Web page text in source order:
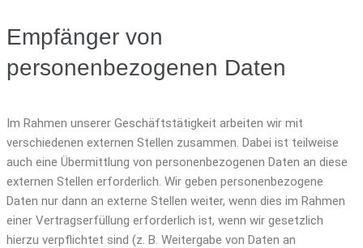
Empfänger von
personenbezogenen Daten
Im Rahmen unserer Geschäftstätigkeit arbeiten wir mit
verschiedenen externen Stellen zusammen. Dabei ist teilweise
auch eine Übermittlung von personenbezogenen Daten an diese
externen Stellen erforderlich. Wir geben personenbezogene
Daten nur dann an externe Stellen weiter, wenn dies im Rahmen
einer Vertragserfüllung erforderlich ist, wenn wir gesetzlich
hierzu verpflichtet sind (z. B. Weitergabe von Daten an